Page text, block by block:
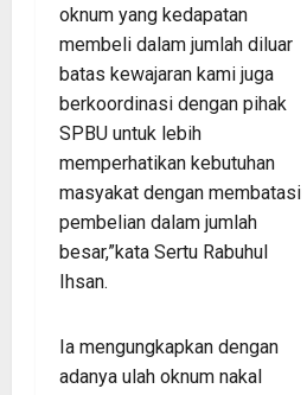
oknum yang kedapatan
membeli dalam jumlah diluar
batas kewajaran kami juga
berkoordinasi dengan pihak
SPBU untuk lebih
memperhatikan kebutuhan
masyakat dengan membatasi
pembelian dalam jumlah
besar,”kata Sertu Rabuhul
Ihsan.
Ia mengungkapkan dengan
adanya ulah oknum nakal